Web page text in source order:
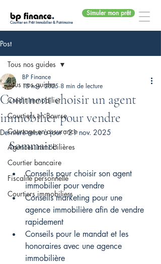
bp finance.
Courtier en Prêt Immobilier & Patrimoine
Simuler mon prêt
Post
Tous nos guides
Crédit immobilier
Courtiers en Bourse
Courtage en assurance
Agences immobilières
Courtier bancaire
Fiscalité personnelle
Courtiers immobiliers
Tous nos guides
Comment choisir un agent
immobilier pour vendre
BP Finance
13 nov. 2025 8 min de lecture
Dernière mise à jour :21 nov. 2025
Sommaire
Conseils pour choisir son agent
immobilier pour vendre
Conseils marketing pour une
agence immobilière afin de vendre
rapidement
Conseils pour le mandat et les
honoraires avec une agence
immobilière